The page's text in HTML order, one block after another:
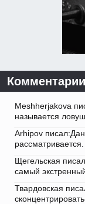
Комментарии
Meshherjakova
называется
Arhipov
рассматривается.
Щегельская
самый
Твардовская